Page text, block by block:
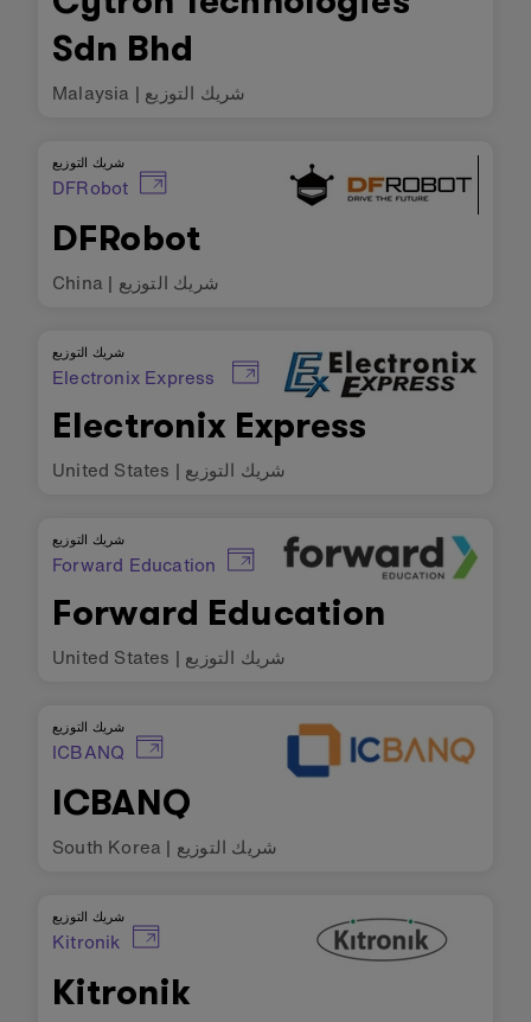
Sdn Bhd
Malaysia | شريك التوزيع
شريك التوزيع
DFRobot
DFRobot
China | شريك التوزيع
شريك التوزيع
Electronix Express
Electronix Express
United States | شريك التوزيع
شريك التوزيع
Forward Education
Forward Education
United States | شريك التوزيع
شريك التوزيع
ICBANQ
ICBANQ
South Korea | شريك التوزيع
شريك التوزيع
Kitronik
Kitronik